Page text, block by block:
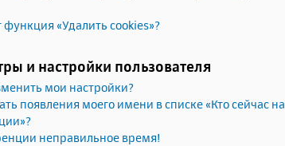
функция «Удалить cookies»?
и настройки пользователя
мои настройки?
появления моего имени в списке «Кто сейчас на
неправильное время!